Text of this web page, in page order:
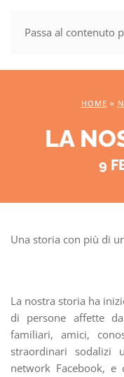
Passa al contenuto
MENU
HOME »
LA
9
Una storia con più di
La nostra storia ha
di persone affette
familiari, amici,
straordinari sodalizi
network Facebook,